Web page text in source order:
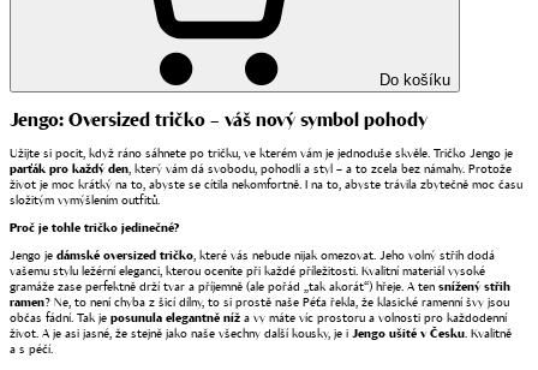
Do košíku
Jengo: Oversized tričko – váš nový symbol pohody
Užijte si pocit, když ráno sáhnete po tričku, ve kterém vám je jednoduše skvěle. Tričko Jengo je
parťák pro každý den, který vám dá svobodu, pohodlí a styl – a to zcela bez námahy. Protože
život je moc krátký na to, abyste se cítila nekomfortně. I na to, abyste trávila zbytečně moc času
složitým vymýšlením outfitů.
Proč je tohle tričko jedinečné?
Jengo je dámské oversized tričko, které vás nebude nijak omezovat. Jeho volný střih dodá
vašemu stylu ležérní eleganci, kterou oceníte při každé příležitosti. Kvalitní materiál vysoké
gramáže zase perfektně drží tvar a příjemně (ale pořád „tak akorát“) hřeje. A ten snížený střih
ramen? Ne, to není chyba z šicí dílny, to si prostě naše Péťa řekla, že klasické ramenní švy jsou
občas fádní. Tak je posunula elegantně níž a vy máte víc prostoru a volnosti pro každodenní
život. A je asi jasné, že stejně jako naše všechny další kousky, je i Jengo ušité v Česku. Kvalitně
a s péčí.